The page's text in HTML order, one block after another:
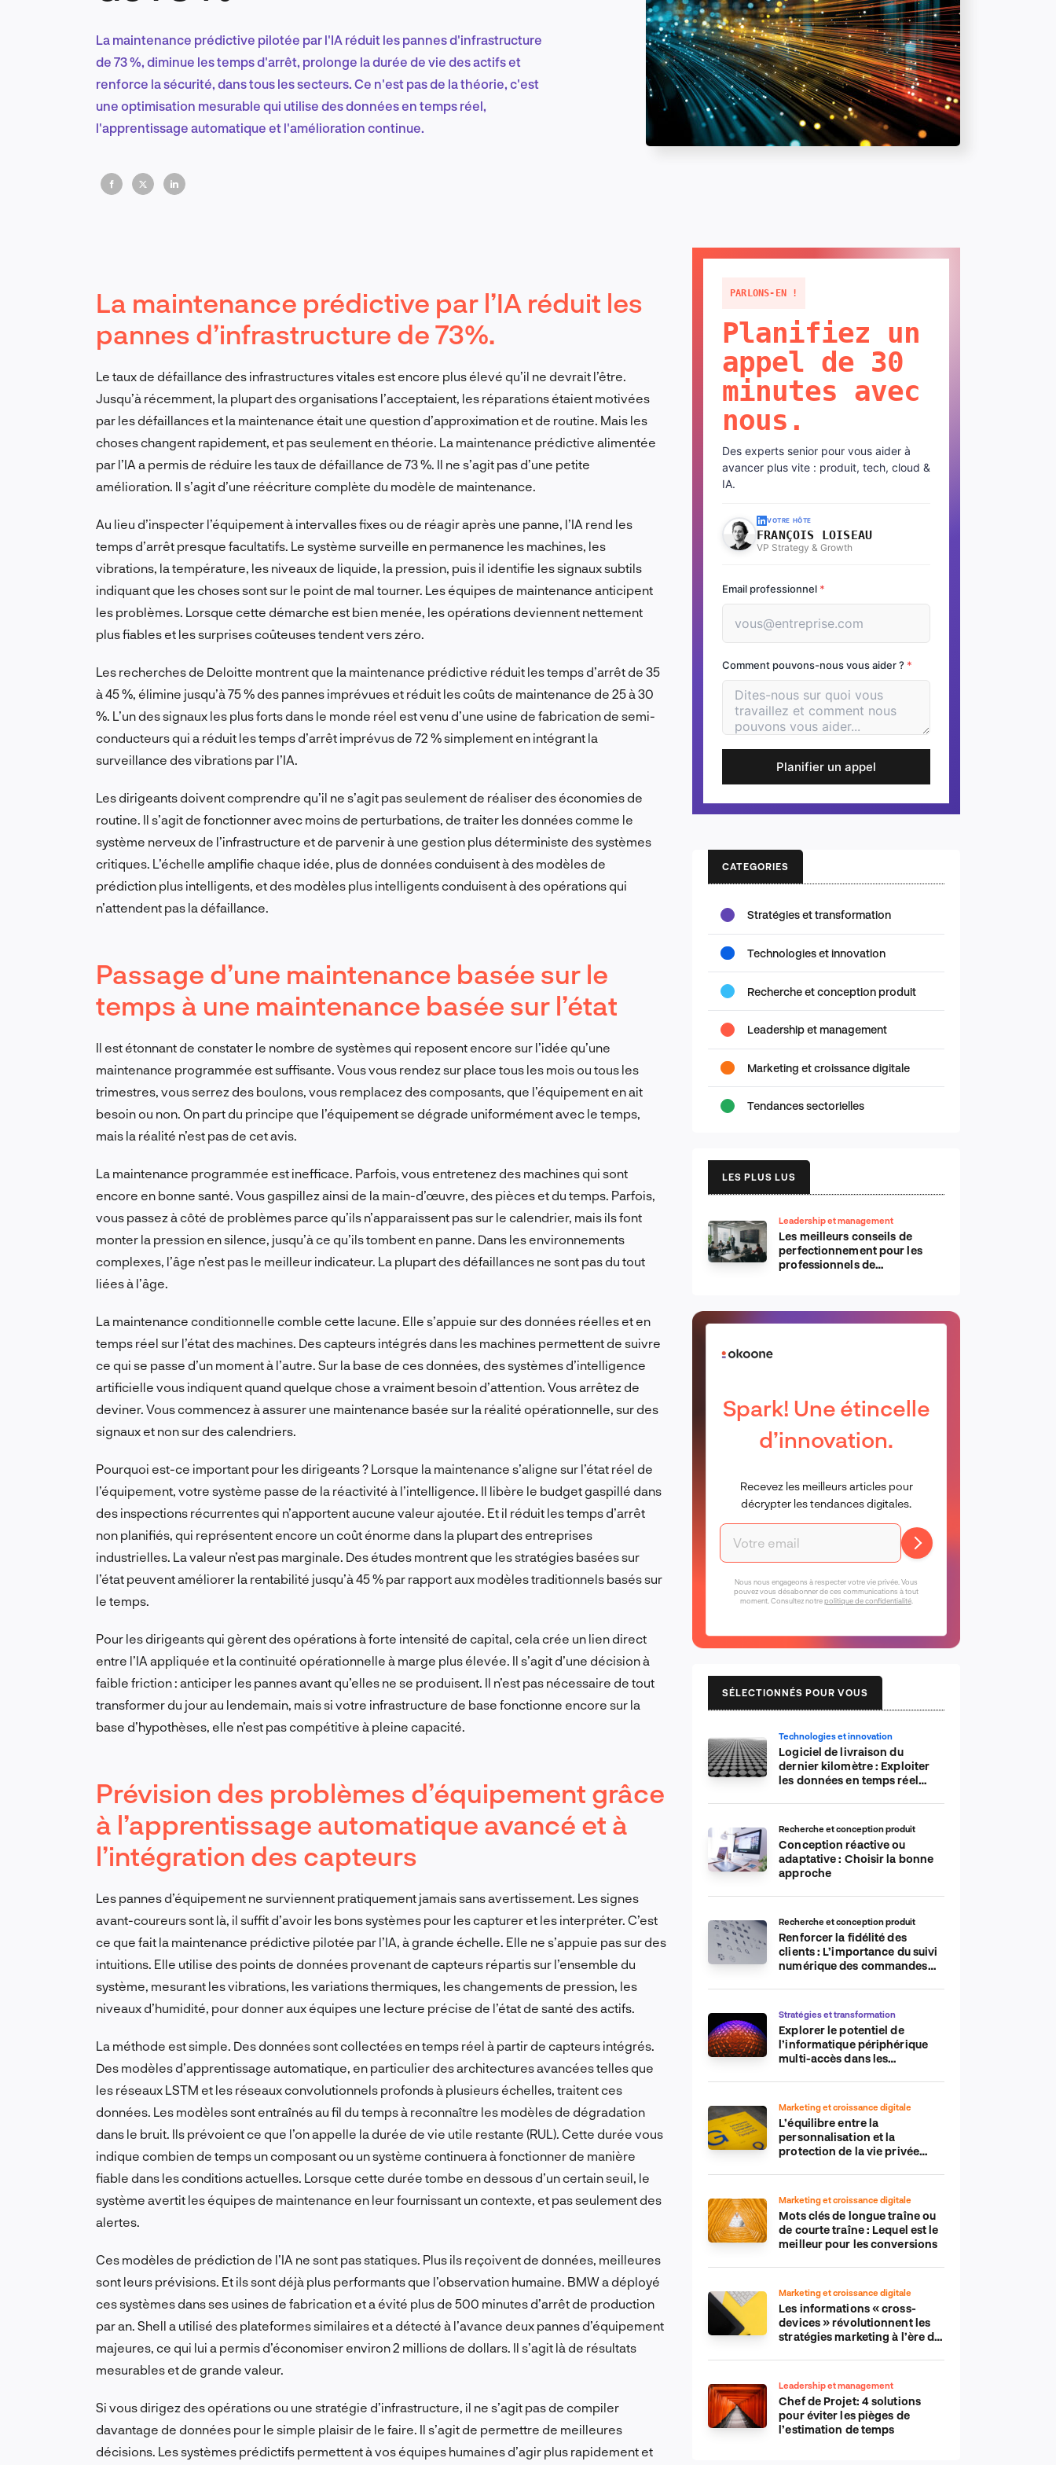
Marketing et croissance digitale
Recherche et conception produit
EN
FR
La maintenance prédictive pilotée par l'IA réduit les pannes d'infrastructure
de 73 %, diminue les temps d'arrêt, prolonge la durée de vie des actifs et
renforce la sécurité, dans tous les secteurs. Ce n'est pas de la théorie, c'est
une optimisation mesurable qui utilise des données en temps réel,
l'apprentissage automatique et l'amélioration continue.
La maintenance prédictive par l’IA réduit les
pannes d’infrastructure de 73%.
Le taux de défaillance des infrastructures vitales est encore plus élevé qu’il ne devrait l’être.
Jusqu’à récemment, la plupart des organisations l’acceptaient, les réparations étaient motivées
par les défaillances et la maintenance était une question d’approximation et de routine. Mais les
choses changent rapidement, et pas seulement en théorie. La maintenance prédictive alimentée
par l’IA a permis de réduire les taux de défaillance de 73 %. Il ne s’agit pas d’une petite
amélioration. Il s’agit d’une réécriture complète du modèle de maintenance.
Au lieu d’inspecter l’équipement à intervalles fixes ou de réagir après une panne, l’IA rend les
temps d’arrêt presque facultatifs. Le système surveille en permanence les machines, les
vibrations, la température, les niveaux de liquide, la pression, puis il identifie les signaux subtils
indiquant que les choses sont sur le point de mal tourner. Les équipes de maintenance anticipent
les problèmes. Lorsque cette démarche est bien menée, les opérations deviennent nettement
plus fiables et les surprises coûteuses tendent vers zéro.
Les recherches de Deloitte montrent que la maintenance prédictive réduit les temps d’arrêt de 35
à 45 %, élimine jusqu’à 75 % des pannes imprévues et réduit les coûts de maintenance de 25 à 30
%. L’un des signaux les plus forts dans le monde réel est venu d’une usine de fabrication de semi-
conducteurs qui a réduit les temps d’arrêt imprévus de 72 % simplement en intégrant la
surveillance des vibrations par l’IA.
Les dirigeants doivent comprendre qu’il ne s’agit pas seulement de réaliser des économies de
routine. Il s’agit de fonctionner avec moins de perturbations, de traiter les données comme le
système nerveux de l’infrastructure et de parvenir à une gestion plus déterministe des systèmes
critiques. L’échelle amplifie chaque idée, plus de données conduisent à des modèles de
prédiction plus intelligents, et des modèles plus intelligents conduisent à des opérations qui
n’attendent pas la défaillance.
Passage d’une maintenance basée sur le
temps à une maintenance basée sur l’état
Il est étonnant de constater le nombre de systèmes qui reposent encore sur l’idée qu’une
maintenance programmée est suffisante. Vous vous rendez sur place tous les mois ou tous les
trimestres, vous serrez des boulons, vous remplacez des composants, que l’équipement en ait
besoin ou non. On part du principe que l’équipement se dégrade uniformément avec le temps,
mais la réalité n’est pas de cet avis.
La maintenance programmée est inefficace. Parfois, vous entretenez des machines qui sont
encore en bonne santé. Vous gaspillez ainsi de la main-d’œuvre, des pièces et du temps. Parfois,
vous passez à côté de problèmes parce qu’ils n’apparaissent pas sur le calendrier, mais ils font
monter la pression en silence, jusqu’à ce qu’ils tombent en panne. Dans les environnements
complexes, l’âge n’est pas le meilleur indicateur. La plupart des défaillances ne sont pas du tout
liées à l’âge.
La maintenance conditionnelle comble cette lacune. Elle s’appuie sur des données réelles et en
temps réel sur l’état des machines. Des capteurs intégrés dans les machines permettent de suivre
ce qui se passe d’un moment à l’autre. Sur la base de ces données, des systèmes d’intelligence
artificielle vous indiquent quand quelque chose a vraiment besoin d’attention. Vous arrêtez de
deviner. Vous commencez à assurer une maintenance basée sur la réalité opérationnelle, sur des
signaux et non sur des calendriers.
Pourquoi est-ce important pour les dirigeants ? Lorsque la maintenance s’aligne sur l’état réel de
l’équipement, votre système passe de la réactivité à l’intelligence. Il libère le budget gaspillé dans
des inspections récurrentes qui n’apportent aucune valeur ajoutée. Et il réduit les temps d’arrêt
non planifiés, qui représentent encore un coût énorme dans la plupart des entreprises
industrielles. La valeur n’est pas marginale. Des études montrent que les stratégies basées sur
l’état peuvent améliorer la rentabilité jusqu’à 45 % par rapport aux modèles traditionnels basés sur
le temps.
Pour les dirigeants qui gèrent des opérations à forte intensité de capital, cela crée un lien direct
entre l’IA appliquée et la continuité opérationnelle à marge plus élevée. Il s’agit d’une décision à
faible friction : anticiper les pannes avant qu’elles ne se produisent. Il n’est pas nécessaire de tout
transformer du jour au lendemain, mais si votre infrastructure de base fonctionne encore sur la
base d’hypothèses, elle n’est pas compétitive à pleine capacité.
Prévision des problèmes d’équipement grâce
à l’apprentissage automatique avancé et à
l’intégration des capteurs
Les pannes d’équipement ne surviennent pratiquement jamais sans avertissement. Les signes
avant-coureurs sont là, il suffit d’avoir les bons systèmes pour les capturer et les interpréter. C’est
ce que fait la maintenance prédictive pilotée par l’IA, à grande échelle. Elle ne s’appuie pas sur des
intuitions. Elle utilise des points de données provenant de capteurs répartis sur l’ensemble du
système, mesurant les vibrations, les variations thermiques, les changements de pression, les
niveaux d’humidité, pour donner aux équipes une lecture précise de l’état de santé des actifs.
La méthode est simple. Des données sont collectées en temps réel à partir de capteurs intégrés.
Des modèles d’apprentissage automatique, en particulier des architectures avancées telles que
les réseaux LSTM et les réseaux convolutionnels profonds à plusieurs échelles, traitent ces
données. Les modèles sont entraînés au fil du temps à reconnaître les modèles de dégradation
dans le bruit. Ils prévoient ce que l’on appelle la durée de vie utile restante (RUL). Cette durée vous
indique combien de temps un composant ou un système continuera à fonctionner de manière
fiable dans les conditions actuelles. Lorsque cette durée tombe en dessous d’un certain seuil, le
système avertit les équipes de maintenance en leur fournissant un contexte, et pas seulement des
alertes.
Ces modèles de prédiction de l’IA ne sont pas statiques. Plus ils reçoivent de données, meilleures
sont leurs prévisions. Et ils sont déjà plus performants que l’observation humaine. BMW a déployé
ces systèmes dans ses usines de fabrication et a évité plus de 500 minutes d’arrêt de production
par an. Shell a utilisé des plateformes similaires et a détecté à l’avance deux pannes d’équipement
majeures, ce qui lui a permis d’économiser environ 2 millions de dollars. Il s’agit là de résultats
mesurables et de grande valeur.
Si vous dirigez des opérations ou une stratégie d’infrastructure, il ne s’agit pas de compiler
davantage de données pour le simple plaisir de le faire. Il s’agit de permettre de meilleures
décisions. Les systèmes prédictifs permettent à vos équipes humaines d’agir plus rapidement et
PARLONS-EN !
Planifiez un
appel de 30
minutes avec
nous.
Des experts senior pour vous aider à
avancer plus vite : produit, tech, cloud &
IA.
VOTRE HÔTE
FRANÇOIS LOISEAU
VP Strategy & Growth
Email professionnel *
Comment pouvons-nous vous aider ? *
Planifier un appel
CATEGORIES
Stratégies et transformation
Technologies et innovation
Recherche et conception produit
Leadership et management
Marketing et croissance digitale
Tendances sectorielles
LES PLUS LUS
Leadership et management
Les meilleurs conseils de
perfectionnement pour les
professionnels de
Spark! Une étincelle
d’innovation.
Recevez les meilleurs articles pour
décrypter les tendances digitales.
Nous nous engageons à respecter votre vie privée. Vous
pouvez vous désabonner de ces communications à tout
moment. Consultez notrepolitique de confidentialité.
SÉLECTIONNÉS POUR VOUS
Technologies et innovation
Logiciel de livraison du
dernier kilomètre : Exploiter
les données en temps réel
Recherche et conception produit
Conception réactive ou
adaptative : Choisir la bonne
approche
Recherche et conception produit
Renforcer la fidélité des
clients : L’importance du suivi
numérique des commandes
commerce électronique
Stratégies et transformation
Explorer le potentiel de
l’informatique périphérique
multi-accès dans les
Marketing et croissance digitale
L’équilibre entre la
personnalisation et la
protection de la vie privée
Marketing et croissance digitale
Mots clés de longue traîne ou
de courte traîne : Lequel est le
meilleur pour les conversions
Marketing et croissance digitale
Les informations « cross-
devices » révolutionnent les
stratégies marketing à l’ère du
Leadership et management
Chef de Projet: 4 solutions
pour éviter les pièges de
l’estimation de temps